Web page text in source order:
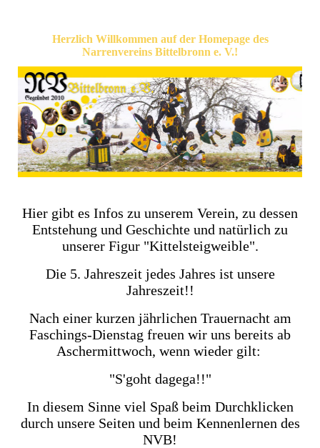
Herzlich Willkommen auf der Homepage des
Narrenvereins Bittelbronn e. V.!
Hier gibt es Infos zu unserem Verein, zu dessen
Entstehung und Geschichte und natürlich zu
unserer Figur "Kittelsteigweible".
Die 5. Jahreszeit jedes Jahres ist unsere
Jahreszeit!!
Nach einer kurzen jährlichen Trauernacht am
Faschings-Dienstag freuen wir uns bereits ab
Aschermittwoch, wenn wieder gilt:
"S'goht dagega!!"
In diesem Sinne viel Spaß beim Durchklicken
durch unsere Seiten und beim Kennenlernen des
NVB!